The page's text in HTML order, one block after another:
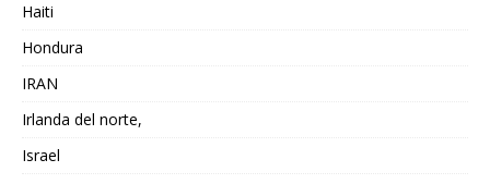
Haiti
Hondura
IRAN
Irlanda del norte,
Israel